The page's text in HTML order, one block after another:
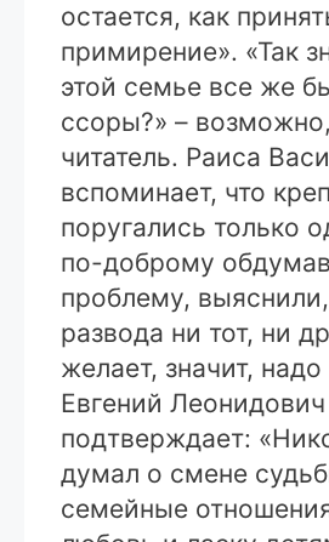
остается, как
примирение». «Так
этой семье все же
ссоры?» –
читатель. Раиса
вспоминает, что
поругались только
по-доброму
проблему,
развода ни тот, ни
желает, значит,
Евгений Леонидович
подтверждает:
думал о смене
семейные